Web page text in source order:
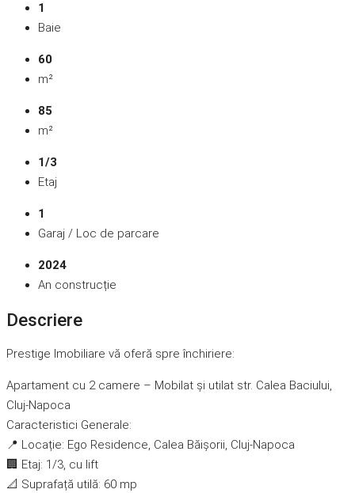
1
Baie
60
m²
85
m²
1/3
Etaj
1
Garaj / Loc de parcare
2024
An construcție
Descriere
Prestige Imobiliare vă oferă spre închiriere:
Apartament cu 2 camere – Mobilat și utilat str. Calea Baciului,
Cluj-Napoca
Caracteristici Generale:
📍 Locație: Ego Residence, Calea Băișorii, Cluj-Napoca
🏢 Etaj: 1/3, cu lift
📐 Suprafață utilă: 60 mp